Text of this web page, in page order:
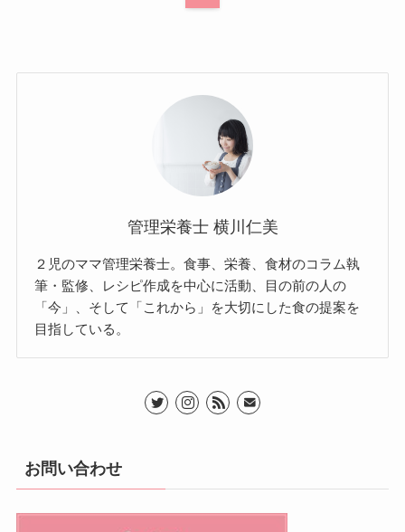
管理栄養士 横川仁美
２児のママ管理栄養士。食事、栄養、食材のコラム執
筆・監修、レシピ作成を中心に活動、目の前の人の
「今」、そして「これから」を大切にした食の提案を
目指している。
お問い合わせ